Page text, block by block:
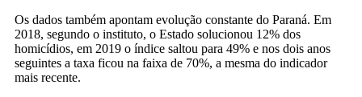
Os dados também apontam evolução constante do Paraná. Em
2018, segundo o instituto, o Estado solucionou 12% dos
homicídios, em 2019 o índice saltou para 49% e nos dois anos
seguintes a taxa ficou na faixa de 70%, a mesma do indicador
mais recente.